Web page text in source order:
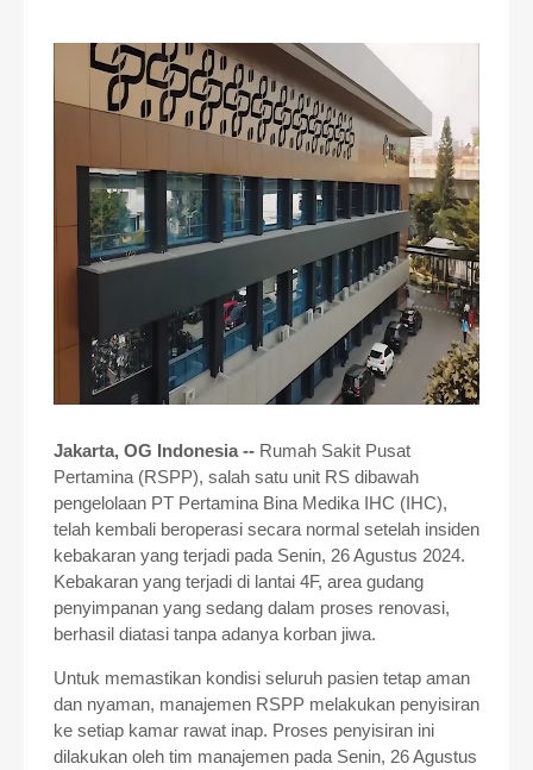
Jakarta, OG Indonesia -- Rumah Sakit Pusat
Pertamina (RSPP), salah satu unit RS dibawah
pengelolaan PT Pertamina Bina Medika IHC (IHC),
telah kembali beroperasi secara normal setelah insiden
kebakaran yang terjadi pada Senin, 26 Agustus 2024.
Kebakaran yang terjadi di lantai 4F, area gudang
penyimpanan yang sedang dalam proses renovasi,
berhasil diatasi tanpa adanya korban jiwa.
Untuk memastikan kondisi seluruh pasien tetap aman
dan nyaman, manajemen RSPP melakukan penyisiran
ke setiap kamar rawat inap. Proses penyisiran ini
dilakukan oleh tim manajemen pada Senin, 26 Agustus